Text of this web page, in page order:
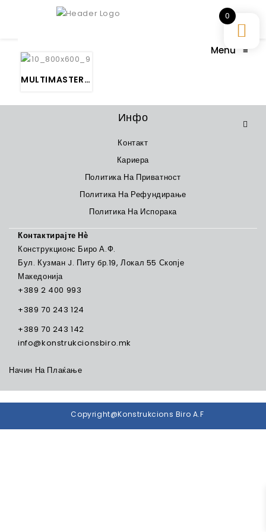
Menu ≡
MULTIMASTER TOP – FEIN МУЛТИФУНКЦИОНАЛНА МАШИНА
Инфо
Контакт
Кариера
Политика На Приватност
Политика На Рефундирање
Политика На Испорака
Контактирајте Нѐ
Конструкционс Биро А.Ф.
Бул. Кузман J. Питу бр.19, Локал 55 Скопје
Македонија
+389 2 400 993
+389 70 243 124
+389 70 243 142
info@konstrukcionsbiro.mk
Начин На Плаќање
Copyright@Konstrukcions Biro A.F
0